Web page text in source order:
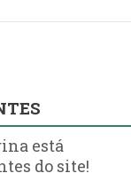
está
do site!